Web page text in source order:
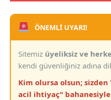
ÖNEMLİ UYARI!
Sitemiz üyeliksiz ve
kendi güvenliğiniz adına
Kim olursa olsun; sizden
acil ihtiyaç"